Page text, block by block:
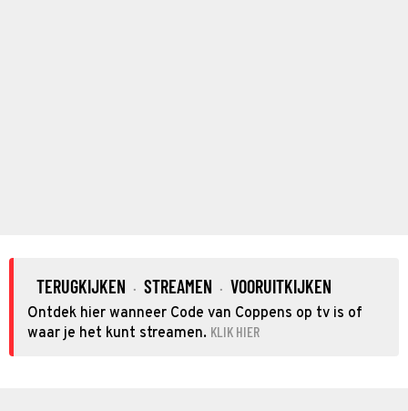
TERUGKIJKEN · STREAMEN · VOORUITKIJKEN
Ontdek hier wanneer Code van Coppens op tv is of
waar je het kunt streamen. KLIK HIER